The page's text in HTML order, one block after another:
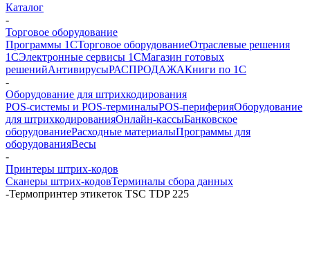
Каталог
-
Торговое оборудование
Программы 1СТорговое оборудованиеОтраслевые решения
1СЭлектронные сервисы 1СМагазин готовых
решенийАнтивирусыРАСПРОДАЖАКниги по 1С
-
Оборудование для штрихкодирования
POS-системы и POS-терминалыPOS-периферияОборудование
для штрихкодированияОнлайн-кассыБанковское
оборудованиеРасходные материалыПрограммы для
оборудованияВесы
-
Принтеры штрих-кодов
Сканеры штрих-кодовТерминалы сбора данных
-Термопринтер этикеток TSC TDP 225